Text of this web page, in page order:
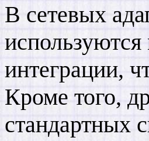
В сетевых
интеграции,
Кроме того,
стандартных